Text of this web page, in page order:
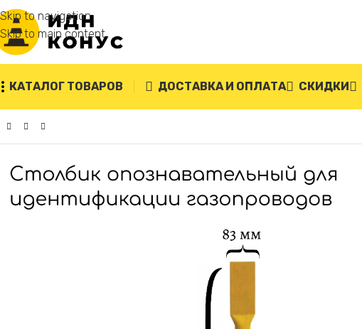
Skip to navigation
Skip to main content
КАТАЛОГ ТОВАРОВ ДОСТАВКА И ОПЛАТА СКИДКИ